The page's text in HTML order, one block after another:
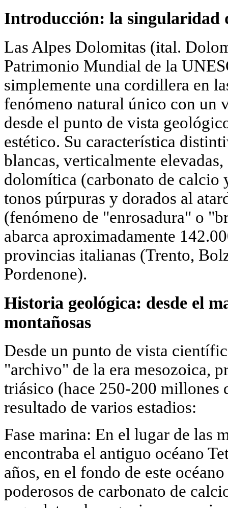
Introducción: la singularidad
Las Alpes Dolomitas (ital.
Patrimonio Mundial de la
simplemente una cordillera en
fenómeno natural único con un
desde el punto de vista
estético. Su característica
blancas, verticalmente
dolomítica (carbonato de calcio
tonos púrpuras y dorados al
(fenómeno de "enrosadura" o
abarca aproximadamente
provincias italianas (Trento,
Pordenone).
Historia geológica: desde el
montañosas
Desde un punto de vista
"archivo" de la era mesozoica,
triásico (hace 250-200 millones
resultado de varios estadios:
Fase marina: En el lugar de las
encontraba el antiguo océano
años, en el fondo de este
poderosos de carbonato de